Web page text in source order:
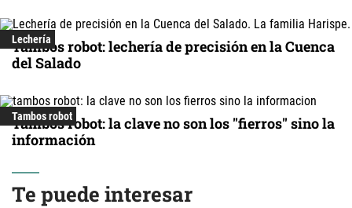
Lechería
Tambos robot: lechería de precisión en la Cuenca
del Salado
Tambos robot
Tambos robot: la clave no son los "fierros" sino la
información
Te puede interesar